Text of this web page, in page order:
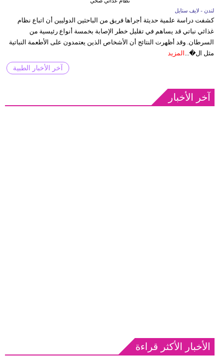
لندن - لايف ستايل
كشفت دراسة علمية حديثة أجراها فريق من الباحثين الدوليين أن اتباع نظام
غذائي نباتي قد يساهم في تقليل خطر الإصابة بخمسة أنواع رئيسية من
السرطان. وقد أظهرت النتائج أن الأشخاص الذين يعتمدون على الأطعمة النباتية
مثل ال�...
المزيد
آخر الأخبار الطبية
آخر الأخبار
الأخبار الأكثر قراءة